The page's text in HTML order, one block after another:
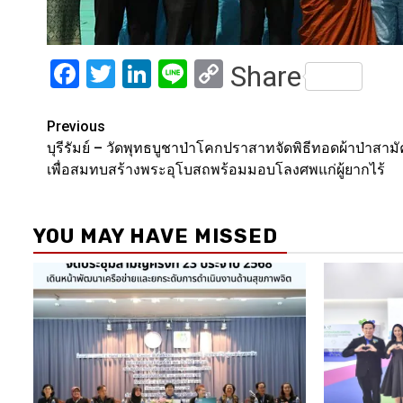
Facebook
Twitter
LinkedIn
LineCopy
Share
Post
navigation
Previous
บุรีรัมย์ – วัดพุทธบูชาป่าโคกปราสาทจัดพิธีทอดผ้าป่าสา
เพื่อสมทบสร้างพระอุโบสถพร้อมมอบโลงศพแก่ผู้ยากไร้
YOU MAY HAVE MISSED